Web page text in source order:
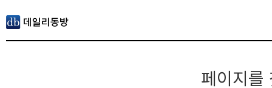
페이지를